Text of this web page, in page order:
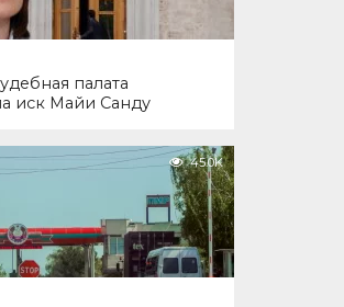
палата
иск Майи Санду
45.0K